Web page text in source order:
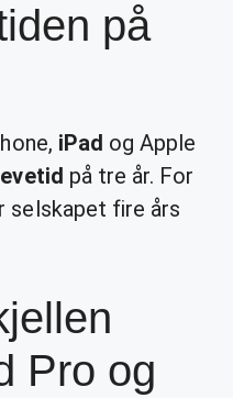
på
iPad og Apple
på tre år. For
selskapet fire års
Pro og